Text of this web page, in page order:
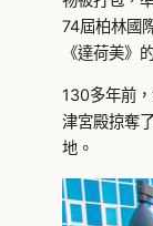
74屆柏林國
《達荷美》
130多年前
津宮殿掠奪
地。